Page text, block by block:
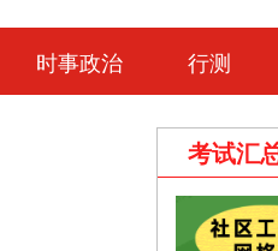
时事政治 行测
考试汇